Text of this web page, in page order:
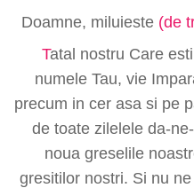
Doamne, miluieste (de
Tatal nostru Care
numele Tau, vie
precum in cer asa si pe
de toate zilelele da-
noua greselile
gresitilor nostri. Si nu